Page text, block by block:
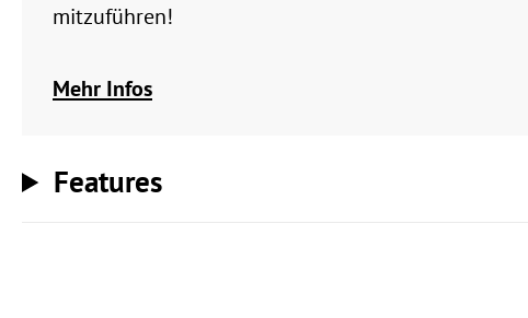
mitzuführen!
Mehr Infos
Features